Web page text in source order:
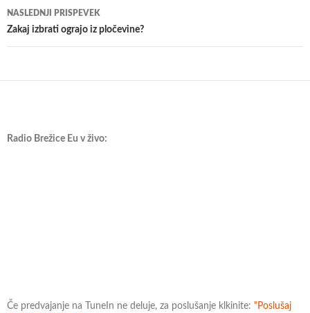
NASLEDNJI PRISPEVEK
Zakaj izbrati ograjo iz pločevine?
Radio Brežice Eu v živo:
Če predvajanje na TuneIn ne deluje, za poslušanje klkinite: "Poslušaj